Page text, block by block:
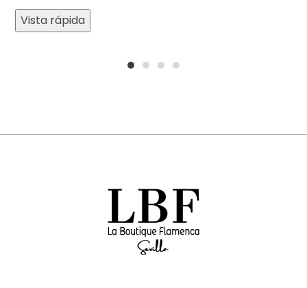
Vista rápida